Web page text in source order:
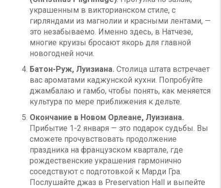
украшенным в викторианском стиле, с
гирляндами из магнолии и красными лентами, —
это незабываемо. Именно здесь, в Натчезе,
многие круизы бросают якорь для главной
новогодней ночи.
Батон-Руж, Луизиана. Столица штата встречает
вас ароматами каджунской кухни. Попробуйте
джамбалаю и гамбо, чтобы понять, как меняется
культура по мере приближения к дельте.
Окончание в Новом Орлеане, Луизиана.
Прибытие 1-2 января — это подарок судьбы. Вы
сможете прочувствовать продолжение
праздника на французском квартале, где
рождественские украшения гармонично
соседствуют с подготовкой к Марди Гра.
Послушайте джаз в Preservation Hall и выпейте